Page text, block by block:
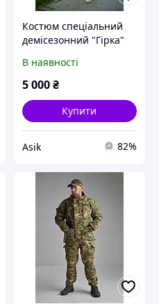
Костюм спеціальний
демісезонний "Гірка"
В наявності
5 000₴
Купити
Asik 82%